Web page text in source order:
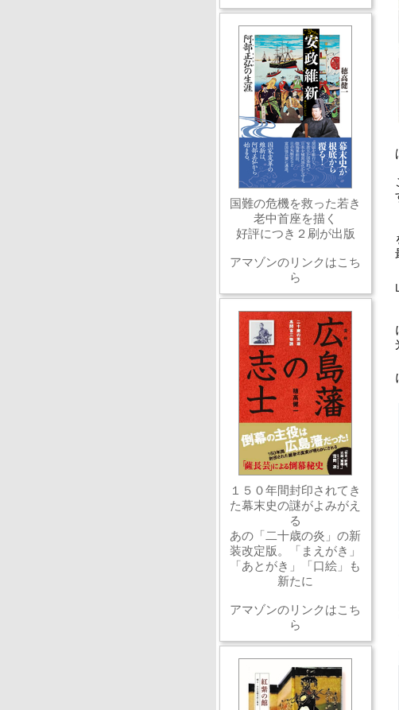
国難の危機を救った若き
老中首座を描く
好評につき２刷が出版
アマゾンのリンクはこち
ら
１５０年間封印されてき
た幕末史の謎がよみがえ
る
あの「二十歳の炎」の新
装改定版。「まえがき」
「あとがき」「口絵」も
新たに
アマゾンのリンクはこち
ら